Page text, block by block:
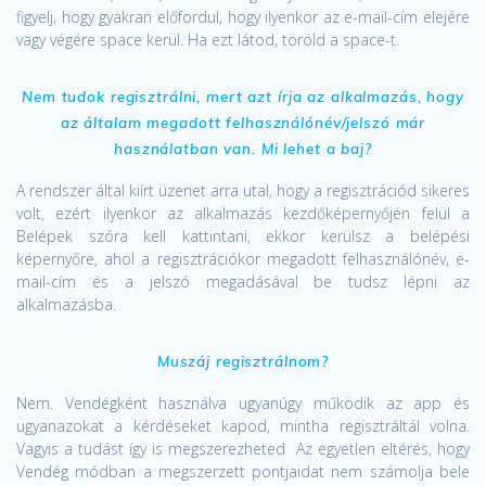
figyelj, hogy gyakran előfordul, hogy ilyenkor az e-mail-cím elejére
vagy végére space kerül. Ha ezt látod, töröld a space-t.
Nem tudok regisztrálni, mert azt írja az alkalmazás, hogy
az általam megadott felhasználónév/jelszó már
használatban van. Mi lehet a baj?
A rendszer által kiírt üzenet arra utal, hogy a regisztrációd sikeres
volt, ezért ilyenkor az alkalmazás kezdőképernyőjén felül a
Belépek szóra kell kattintani, ekkor kerülsz a belépési
képernyőre, ahol a regisztrációkor megadott felhasználónév, e-
mail-cím és a jelszó megadásával be tudsz lépni az
alkalmazásba.
Muszáj regisztrálnom?
Nem. Vendégként használva ugyanúgy működik az app és
ugyanazokat a kérdéseket kapod, mintha regisztráltál volna.
Vagyis a tudást így is megszerezheted Az egyetlen eltérés, hogy
Vendég módban a megszerzett pontjaidat nem számolja bele